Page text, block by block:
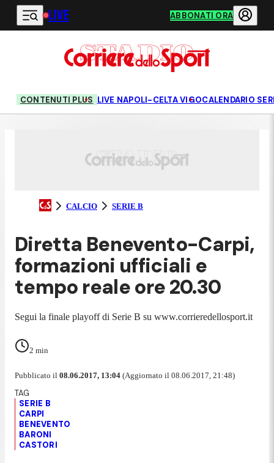
Vai al contenuto principale
LIVE ABBONATI ORA
CONTENUTI PLUS LIVE NAPOLI-CELTA VIGOCALENDARIO
CALCIO SERIE B
Diretta Benevento-Carpi,
formazioni ufficiali e
tempo reale ore 20.30
Segui la finale playoff di Serie B su www.corrieredellosport.it
2 min
Pubblicato il 08.06.2017, 13:04 (Aggiornato il 08.06.2017, 21:48)
SERIE B
CARPI
BENEVENTO
BARONI
CASTORI